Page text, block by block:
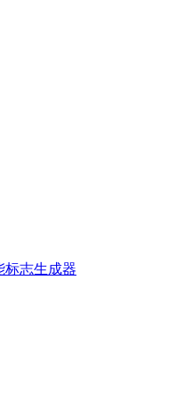
标志生成器